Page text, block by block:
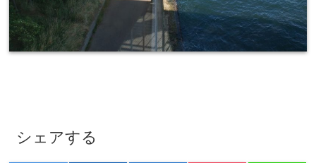
シェアする